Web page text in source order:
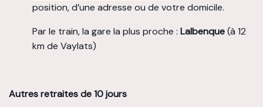
position, d’une adresse ou de votre domicile.
Par le train, la gare la plus proche : Lalbenque(à 12
km de Vaylats)
Autres retraites de 10 jours